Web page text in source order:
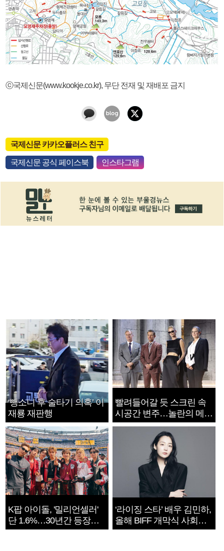
ⓒ국제신문(www.kookje.co.kr), 무단 전재 및 재배포 금지
국제신문 카카오플러스 친구
국제신문 공식 페이스북 인스타그램
‘뺑소니 후 술타기 의혹’ 이
재룡 재판행
빨려들어갈 듯 스크린 속
시공간 변주…놀란의 메시
지는 ‘전쟁 속죄’
K팝 아이돌, '밀리언셀러'
단 1.6%…30년간 등장
1182개팀 전수조사
‘라이징 스타’ 배우 김민하,
올해 BIFF 개막식 사회자
확정